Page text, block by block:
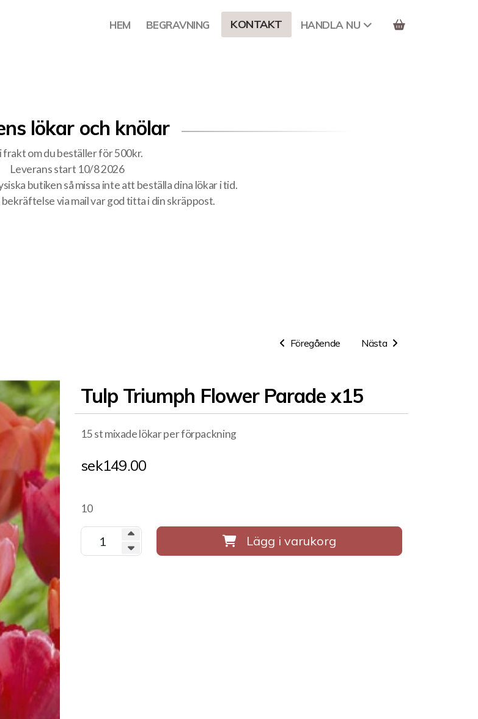
HEM BEGRAVNING KONTAKT HANDLA NU
lökar och knölar
frakt om du beställer för 500kr.
Leverans start 10/8 2026
butiken så missa inte att beställa dina lökar i tid.
bekräftelse via mail var god titta i din skräppost.
Föregående Nästa
Tulp Triumph Flower Parade x15
15 st mixade lökar per förpackning
sek149.00
10
Lägg i varukorg